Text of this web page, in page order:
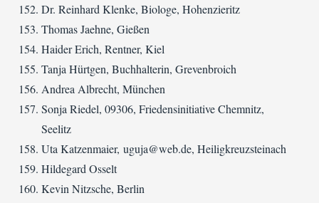
Dr. Reinhard Klenke, Biologe, Hohenzieritz
Thomas Jaehne, Gießen
Haider Erich, Rentner, Kiel
Tanja Hürtgen, Buchhalterin, Grevenbroich
Andrea Albrecht, München
Sonja Riedel, 09306, Friedensinitiative Chemnitz,
Seelitz
Uta Katzenmaier, uguja@web.de, Heiligkreuzsteinach
Hildegard Osselt
Kevin Nitzsche, Berlin